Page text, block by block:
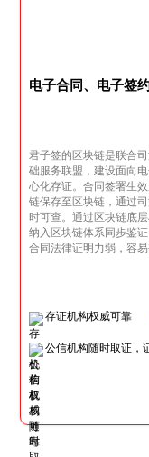
电子合同、电子签
君子签的区块链是联合
础服务联盟，建设面向
心化存证。合同签署生
链保存至区块链，通过
时可查。通过区块链底
纳入区块链体系同步鉴
合同法律证明力弱，容
存证机构权威可靠
公信机构随时取证，